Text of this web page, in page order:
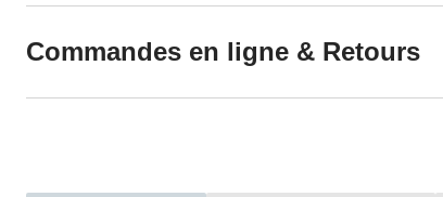
Commandes en ligne & Retours